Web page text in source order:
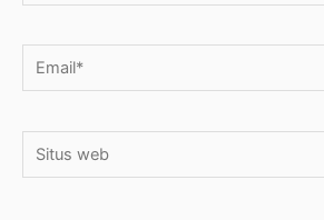
Email*
Situs
web